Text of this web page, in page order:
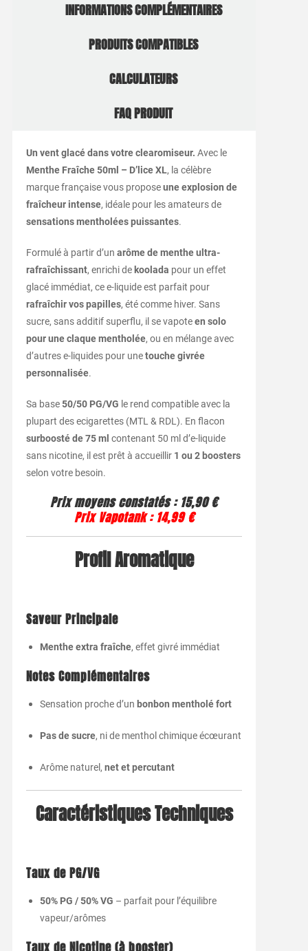
INFORMATIONS COMPLÉMENTAIRES
PRODUITS COMPATIBLES
CALCULATEURS
FAQ PRODUIT
Un ventglacédansvotreclearomiseur. Avec le
Menthe Fraîche50ml – D’liceXL, la célèbre
marquefrançaisevous proposeuneexplosion de
fraîcheur intense, idéale pour lesamateursde
sensationsmentholéespuissantes.
Formuléà partird’un arômedementheultra-
rafraîchissant, enrichide koolada pour un effet
glacé immédiat, cee-liquideest parfait pour
rafraîchirvospapilles, étécomme hiver. Sans
sucre, sansadditif superflu, il sevapoteen solo
pouruneclaquementholée, ou en mélangeavec
d’autrese-liquides pour unetouchegivrée
personnalisée.
Sa base50/50 PG/VG le rend compatibleavec la
plupart desecigarettes (MTL & RDL). En flacon
surboostéde75ml contenant 50 ml d’e-liquide
sans nicotine, il est prêt à accueillir 1 ou 2 boosters
selon votre besoin.
Prixmoyensconstatés : 15,90 €
PrixVapotank : 14,99 €
Profil Aromatique
Saveur Principale
Mentheextra fraîche, effet givré immédiat
Notes Complémentaires
Sensation proched’un bonbon mentholéfort
Pasdesucre, nide menthol chimiqueécœurant
Arôme naturel, netetpercutant
CaractéristiquesTechniques
Taux de PG/VG
50% PG /50%VG – parfait pour l’équilibre
vapeur/arômes